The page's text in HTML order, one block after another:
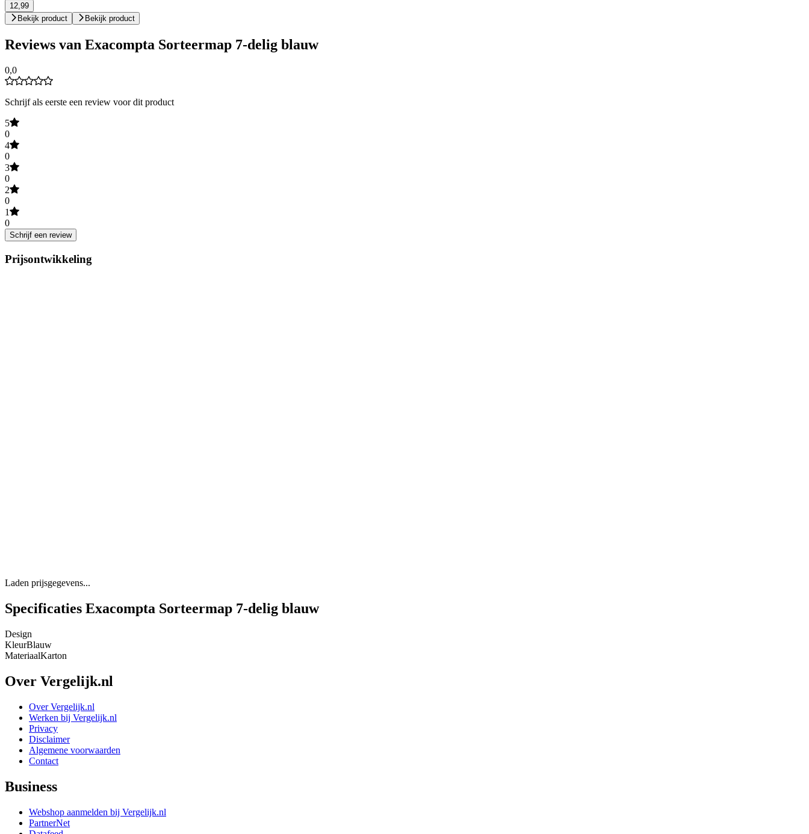
12,99
Bekijk product
Bekijk product
Reviews van Exacompta Sorteermap 7-delig blauw
0,0
Schrijf als eerste een review voor dit product
5
0
4
0
3
0
2
0
1
0
Schrijf een review
Prijsontwikkeling
Laden prijsgegevens...
Specificaties Exacompta Sorteermap 7-delig blauw
Design
KleurBlauw
MateriaalKarton
Over Vergelijk.nl
Over Vergelijk.nl
Werken bij Vergelijk.nl
Privacy
Disclaimer
Algemene voorwaarden
Contact
Business
Webshop aanmelden bij Vergelijk.nl
PartnerNet